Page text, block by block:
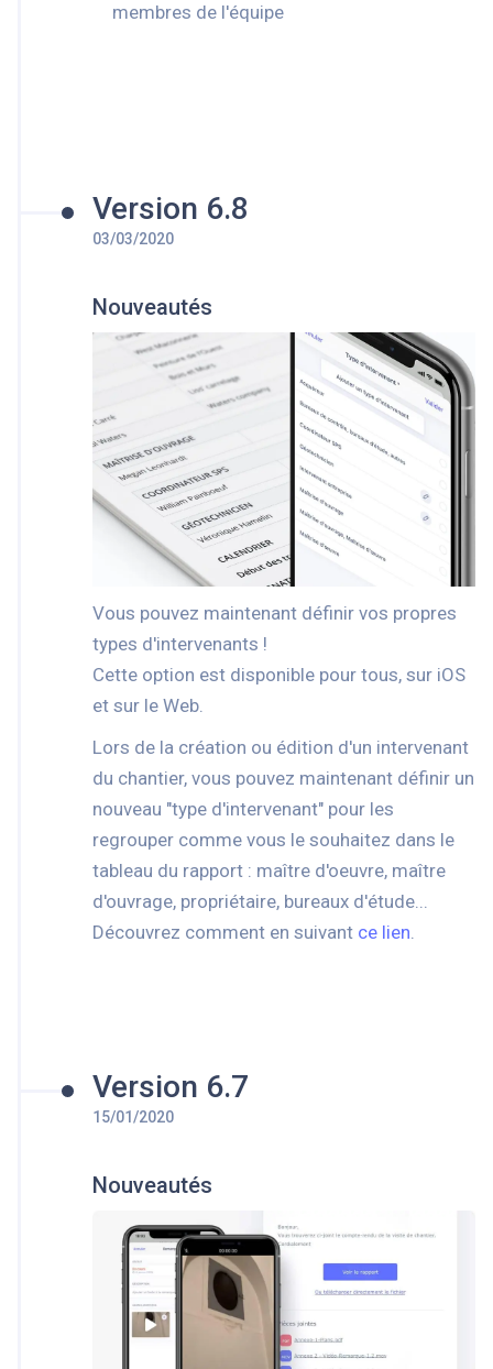
membres de l'équipe
Version 6.8
03/03/2020
Nouveautés
Vous pouvez maintenant définir vos propres
types d'intervenants !
Cette option est disponible pour tous, sur iOS
et sur le Web.
Lors de la création ou édition d'un intervenant
du chantier, vous pouvez maintenant définir un
nouveau "type d'intervenant" pour les
regrouper comme vous le souhaitez dans le
tableau du rapport : maître d'oeuvre, maître
d'ouvrage, propriétaire, bureaux d'étude...
Découvrez comment en suivant ce lien.
Version 6.7
15/01/2020
Nouveautés